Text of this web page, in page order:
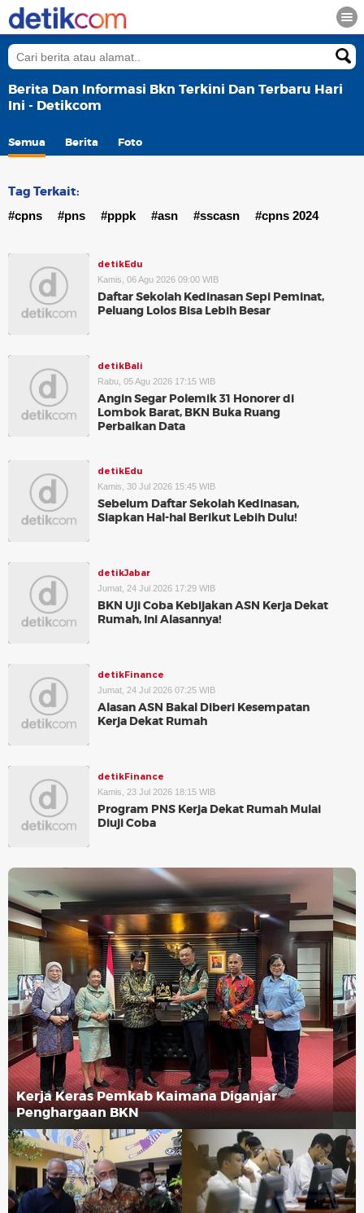
Berita Dan Informasi Bkn Terkini Dan Terbaru Hari
Ini - Detikcom
Semua Berita Foto
Tag Terkait:
#cpns #pns #pppk #asn #sscasn #cpns 2024
detikEdu
Kamis, 06 Agu 2026 09:00 WIB
Daftar Sekolah Kedinasan Sepi Peminat,
Peluang Lolos Bisa Lebih Besar
detikBali
Rabu, 05 Agu 2026 17:15 WIB
Angin Segar Polemik 31 Honorer di
Lombok Barat, BKN Buka Ruang
Perbaikan Data
detikEdu
Kamis, 30 Jul 2026 15:45 WIB
Sebelum Daftar Sekolah Kedinasan,
Siapkan Hal-hal Berikut Lebih Dulu!
detikJabar
Jumat, 24 Jul 2026 17:29 WIB
BKN Uji Coba Kebijakan ASN Kerja Dekat
Rumah, Ini Alasannya!
detikFinance
Jumat, 24 Jul 2026 07:25 WIB
Alasan ASN Bakal Diberi Kesempatan
Kerja Dekat Rumah
detikFinance
Kamis, 23 Jul 2026 18:15 WIB
Program PNS Kerja Dekat Rumah Mulai
Diuji Coba
Kerja Keras Pemkab Kaimana Diganjar
Penghargaan BKN